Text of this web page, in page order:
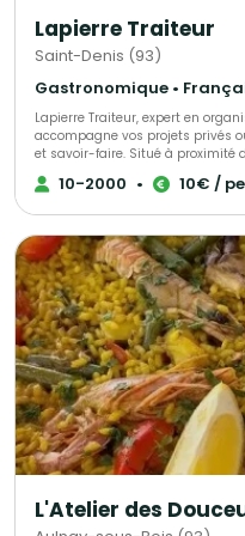
entreprises - Planches et pièces à
s’adaptent au nombre de
votre réception : livraison,
complémentaires selon le projet.
Lapierre Traiteur
Saint-Denis (93)
Lapierre Traiteur, expert en
accompagne vos projets privés
et savoir-faire. Situé à proximité
une cuisine traditionnelle et
et locaux. Grâce à une équipe de
sociales.
10-2000 • 10€ /
L'Atelier des